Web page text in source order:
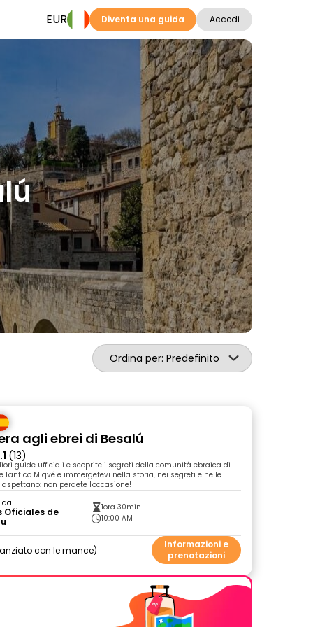
EUR Diventa una guida Accedi
Ordina per: Predefinito
agli ebrei di Besalú
(13)
guide ufficiali e scoprite i segreti della comunità ebraica di
l'antico Miqvé e immergetevi nella storia, nei segreti e nelle
non perdete l'occasione!
da
Oficiales de
1ora 30min
10:00 AM
con le mance
Informazioni e
prenotazioni